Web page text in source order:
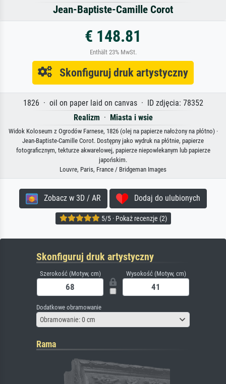
Jean-Baptiste-Camille Corot
€ 148.81
Enthält 23% MwSt.
Skonfiguruj druk artystyczny
1826 · oil on paper laid on canvas · ID zdjęcia: 78352
Realizm · Miasta i wsie
Widok Koloseum z Ogrodów Farnese, 1826 (olej na papierze nałożony na płótno) ·
Jean-Baptiste-Camille Corot. Dostępny jako wydruk na płótnie, papierze
fotograficznym, tekturze akwarelowej, papierze niepowlekanym lub papierze
japońskim.
Louvre, Paris, France / Bridgeman Images
Zobacz w 3D / AR Dodaj do ulubionych
5/5 · Pokaż recenzje (2)
Skonfiguruj druk artystyczny
Szerokość (Motyw, cm) Wysokość (Motyw, cm)
Dodatkowe obramowanie
Obramowanie: 0 cm
Rama